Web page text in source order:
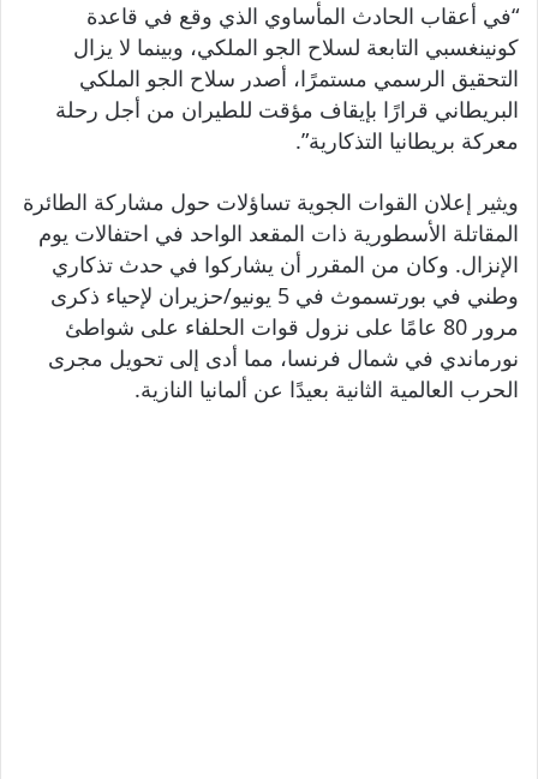
“في أعقاب الحادث المأساوي الذي وقع في قاعدة
كونينغسبي التابعة لسلاح الجو الملكي، وبينما لا يزال
التحقيق الرسمي مستمرًا، أصدر سلاح الجو الملكي
البريطاني قرارًا بإيقاف مؤقت للطيران من أجل رحلة
معركة بريطانيا التذكارية”.
ويثير إعلان القوات الجوية تساؤلات حول مشاركة الطائرة
المقاتلة الأسطورية ذات المقعد الواحد في احتفالات يوم
الإنزال. وكان من المقرر أن يشاركوا في حدث تذكاري
وطني في بورتسموث في 5 يونيو/حزيران لإحياء ذكرى
مرور 80 عامًا على نزول قوات الحلفاء على شواطئ
نورماندي في شمال فرنسا، مما أدى إلى تحويل مجرى
الحرب العالمية الثانية بعيدًا عن ألمانيا النازية.